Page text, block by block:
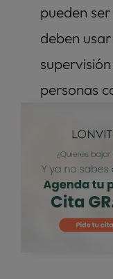
pueden
deben
personas